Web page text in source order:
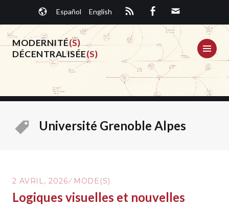
contenu
principal
Español English
MODERNITÉ(S)
DÉCENTRALISÉE(S)
Université Grenoble Alpes
2 AVRIL, 2026 MODE(S)
Logiques visuelles et nouvelles